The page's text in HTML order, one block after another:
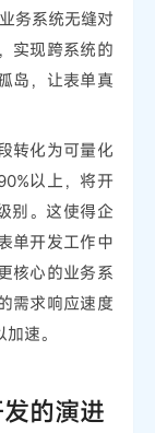
务系统无缝对
实现跨系统的
岛，让表单真
转化为可量化
以上，将开
别。这使得企
单开发工作中
核心的业务系
需求响应速度
速。
的演进